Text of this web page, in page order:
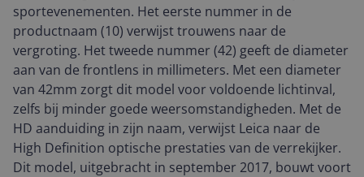
sportevenementen. Het eerste nummer in de
productnaam (10) verwijst trouwens naar de
vergroting. Het tweede nummer (42) geeft de diameter
aan van de frontlens in millimeters. Met een diameter
van 42mm zorgt dit model voor voldoende lichtinval,
zelfs bij minder goede weersomstandigheden. Met de
HD aanduiding in zijn naam, verwijst Leica naar de
High Definition optische prestaties van de verrekijker.
Dit model, uitgebracht in september 2017, bouwt voort